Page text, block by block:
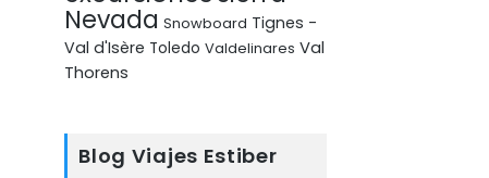
Nevada Snowboard Tignes -
Val d'Isère Toledo Valdelinares Val
Thorens
Blog Viajes Estiber